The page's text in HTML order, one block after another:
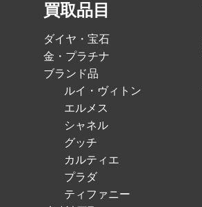
買取品目
ダイヤ・宝石
金・プラチナ
ブランド品
ルイ・ヴィトン
エルメス
シャネル
グッチ
カルティエ
プラダ
ティファニー